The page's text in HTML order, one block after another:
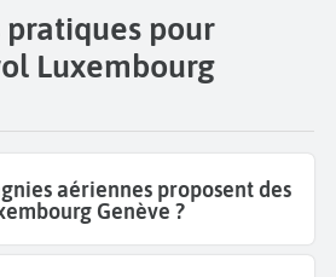
pour
Luxembourg
aériennes proposent des
Genève ?